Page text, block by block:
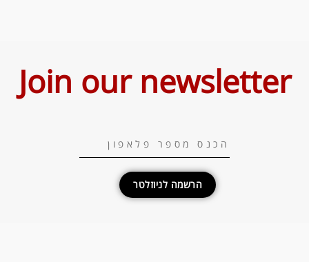
Join our newsletter
הרשמה לניוזלטר